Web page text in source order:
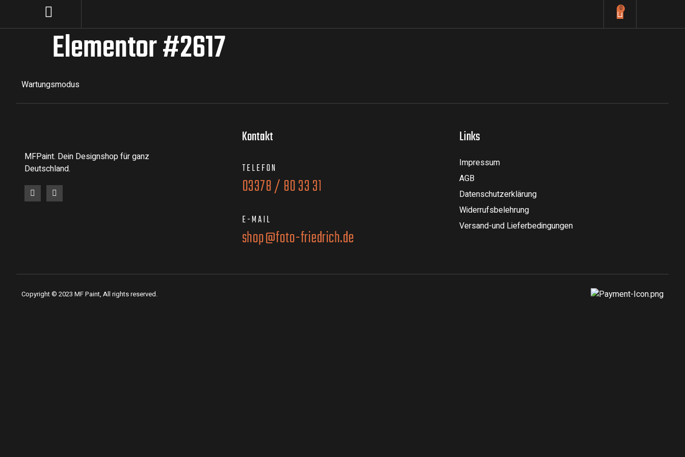
0
Elementor #2617
Wartungsmodus
MFPaint. Dein Designshop für ganz
Deutschland.
Kontakt
TELEFON
03378 / 80 33 31
E-MAIL
shop@foto-friedrich.de
Links
Impressum
AGB
Datenschutzerklärung
Widerrufsbelehrung
Versand-und Lieferbedingungen
Copyright © 2023 MF Paint, All rights reserved.